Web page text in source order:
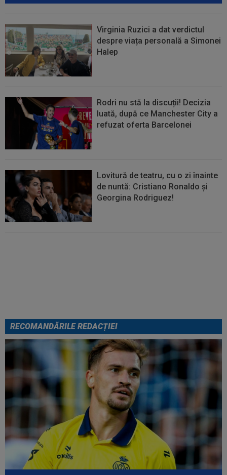
Virginia Ruzici a dat verdictul
despre viața personală a Simonei
Halep
Rodri nu stă la discuții! Decizia
luată, după ce Manchester City a
refuzat oferta Barcelonei
Lovitură de teatru, cu o zi înainte
de nuntă: Cristiano Ronaldo și
Georgina Rodriguez!
RECOMANDĂRILE REDACȚIEI